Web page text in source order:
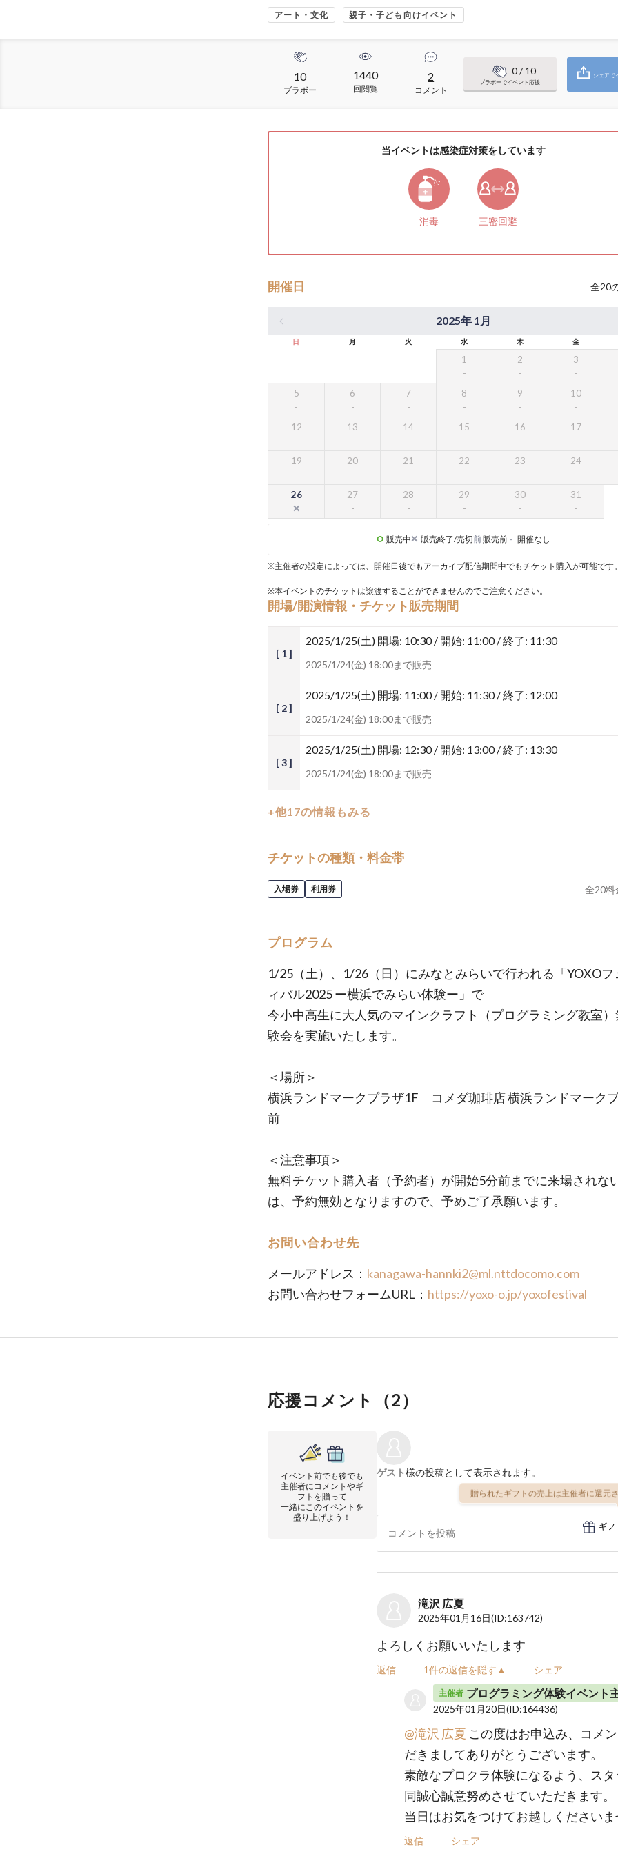
アート・文化 親子・子ども向けイベント
10
ブラボー
1440
回閲覧
2
コメント
0/ 10
ブラボーでイベント応援
シェアで
当イベントは感染症対策をしています
消毒 三密回避
開催日 全20
2025年 1月
日 月 火 水 木 金
1 2 3
5 6 7 8 9 10
12 13 14 15 16 17
19 20 21 22 23 24
26 27 28 29 30 31
販売中 販売終了/売切前販売前 - 開催なし
※主催者の設定によっては、開催日後でもアーカイブ配信期間中でもチケット購入が可能です。
※本イベントのチケットは譲渡することができませんのでご注意ください。
開場/開演情報・チケット販売期間
[ 1 ]
2025/1/25(土) 開場: 10:30 / 開始: 11:00 / 終了: 11:30
2025/1/24(金) 18:00まで販売
[ 2 ]
2025/1/25(土) 開場: 11:00 / 開始: 11:30 / 終了: 12:00
2025/1/24(金) 18:00まで販売
[ 3 ]
2025/1/25(土) 開場: 12:30 / 開始: 13:00 / 終了: 13:30
2025/1/24(金) 18:00まで販売
+他17の情報もみる
チケットの種類・料金帯
入場券 利用券 全20料
プログラム
1/25（土）、1/26（日）にみなとみらいで行われる「YOXOフ
ィバル2025 ー横浜でみらい体験ー」で
今小中高生に大人気のマインクラフト（プログラミング教室
験会を実施いたします。
＜場所＞
横浜ランドマークプラザ1F コメダ珈琲店 横浜ランドマーク
前
＜注意事項＞
無料チケット購入者（予約者）が開始5分前までに来場されな
は、予約無効となりますので、予めご了承願います。
お問い合わせ先
メールアドレス： kanagawa-hannki2@ml.nttdocomo.com
お問い合わせフォームURL： https://yoxo-o.jp/yoxofestival
応援コメント（2）
イベント前でも後でも
主催者にコメントやギ
フトを贈って
一緒にこのイベントを
盛り上げよう！
ゲスト様の投稿として表示されます。
贈られたギフトの売上は主催者に還元
ギフ
滝沢 広夏
2025年01月16日(ID:163742)
よろしくお願いいたします
返信 1件の返信を隠す▲ シェア
主催者 プログラミング体験イベント
2025年01月20日(ID:164436)
@滝沢 広夏 この度はお申込み、コメ
だきましてありがとうございます。
素敵なプロクラ体験になるよう、スタ
同誠心誠意努めさせていただきます。
当日はお気をつけてお越しくださいま
返信 シェア